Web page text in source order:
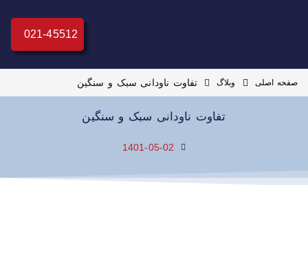
021-45512
صفحه اصلی وبلاگ تفاوت ناودانی سبک و سنگین
تفاوت ناودانی سبک و سنگین
1401-05-02